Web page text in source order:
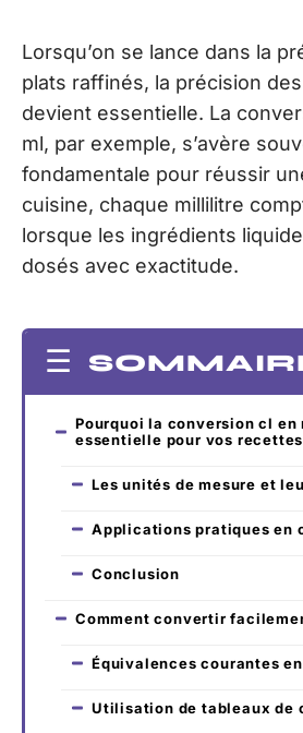
Lorsqu’on se lance dans la
plats raffinés, la précision
devient essentielle. La
ml, par exemple, s’avère
fondamentale pour réussir
cuisine, chaque millilitre
lorsque les ingrédients
dosés avec exactitude.
Pourquoi la conversion cl en
essentielle pour vos recettes
Les unités de mesure et
Applications pratiques en
Conclusion
Comment convertir
Équivalences courantes
Utilisation de tableaux de